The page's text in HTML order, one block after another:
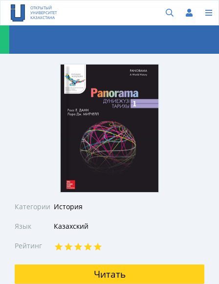
ОТКРЫТЫЙ
УНИВЕРСИТЕТ
КАЗАХСТАНА
Категории История
Язык Казахский
Рейтинг
Читать